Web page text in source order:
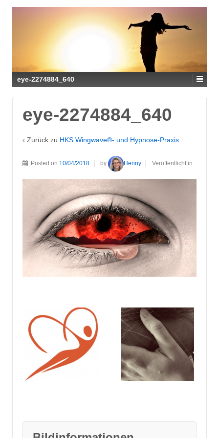
eye-2274884_640
eye-2274884_640
‹ Zurück zu HKS Wingwave®- und Hypnose-Praxis
Posted on 10/04/2018 by Henny Veröffentlicht in